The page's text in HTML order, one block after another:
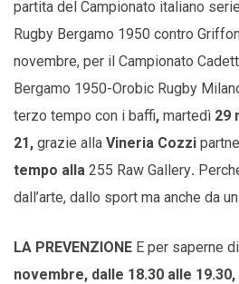
partita del Campionato italiano
Rugby Bergamo 1950 contro
novembre, per il Campionato
Bergamo 1950-Orobic Rugby
terzo tempo con i baffi, martedì 29
21, grazie alla Vineria Cozzi
tempo alla 255 Raw Gallery.
dall’arte, dallo sport ma anche da
LA PREVENZIONE E per saperne
novembre, dalle 18.30 alle 19.30,